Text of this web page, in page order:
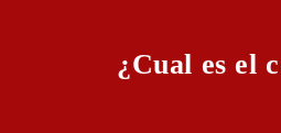
¿Cual es el